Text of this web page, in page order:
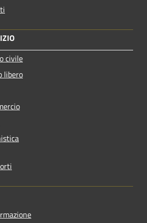
civile
libero